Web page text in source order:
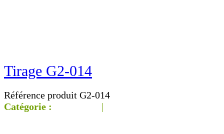
Tirage G2-014
Référence produit G2-014
Catégorie :
|